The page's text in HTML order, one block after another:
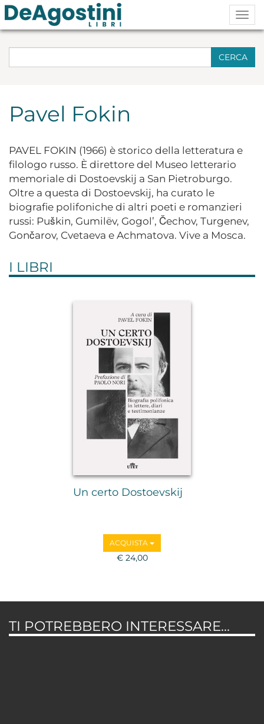
CERCA
Pavel Fokin
PAVEL FOKIN (1966) è storico della letteratura e
filologo russo. È direttore del Museo letterario
memoriale di Dostoevskij a San Pietroburgo.
Oltre a questa di Dostoevskij, ha curato le
biografie polifoniche di altri poeti e romanzieri
russi: Puškin, Gumilëv, Gogol’, Čechov, Turgenev,
Gončarov, Cvetaeva e Achmatova. Vive a Mosca.
I LIBRI
Un certo Dostoevskij
ACQUISTA
€ 24,00
TI POTREBBERO INTERESSARE...